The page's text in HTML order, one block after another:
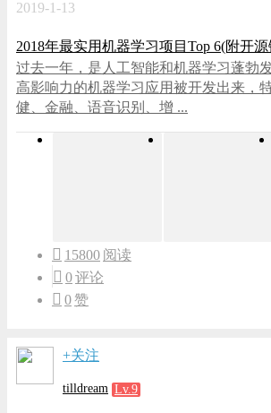
2019-1-13
2018年最实用机器学习项目Top 6(附开源
过去一年，是人工智能和机器学习蓬勃
高影响力的机器学习应用被开发出来，
健、金融、语音识别、增 ...
15800 阅读
0评论
0赞
+关注
tilldream Lv.9